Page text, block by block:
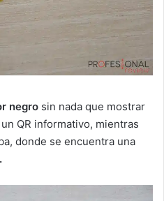
negro sin nada que mostrar
QR informativo, mientras
donde se encuentra una